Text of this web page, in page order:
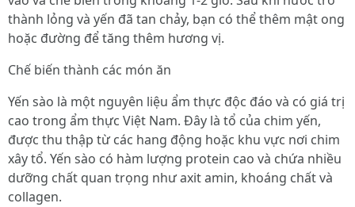
thành lỏng và yến đã tan chảy, bạn có thể thêm mật ong
hoặc đường để tăng thêm hương vị.
Chế biến thành các món ăn
Yến sào là một nguyên liệu ẩm thực độc đáo và có giá trị
cao trong ẩm thực Việt Nam. Đây là tổ của chim yến,
được thu thập từ các hang động hoặc khu vực nơi chim
xây tổ. Yến sào có hàm lượng protein cao và chứa nhiều
dưỡng chất quan trọng như axit amin, khoáng chất và
collagen.